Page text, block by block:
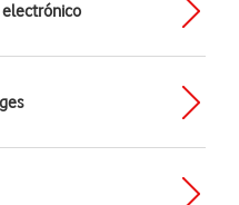
electrónico